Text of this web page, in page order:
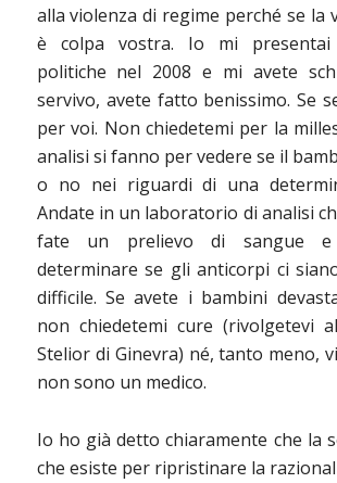
alla violenza di regime perché se la
è colpa vostra. Io mi presentai
politiche nel 2008 e mi avete
servivo, avete fatto benissimo. Se
per voi. Non chiedetemi per la
analisi si fanno per vedere se il
o no nei riguardi di una
Andate in un laboratorio di analisi
fate un prelievo di sangue e
determinare se gli anticorpi ci
difficile. Se avete i bambini
non chiedetemi cure (rivolgetevi
Stelior di Ginevra) né, tanto meno,
non sono un medico.
Io ho già detto chiaramente che la
che esiste per ripristinare la